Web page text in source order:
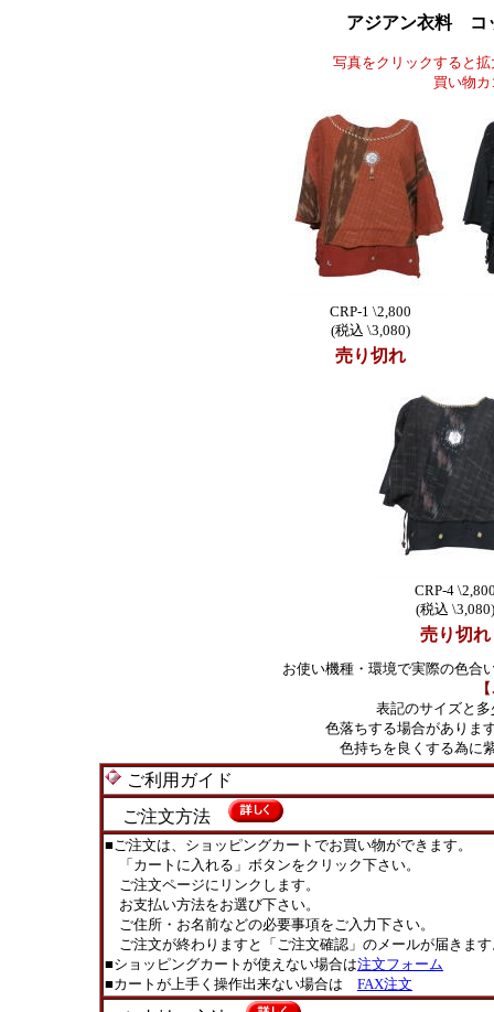
アジアン衣料 コ
写真をクリックすると
買い物
CRP-1 \2,800
(税込 \3,080)
売り切れ
CRP-4
(税込 \3,080)
売り切れ
お使い機種・環境で実際の色合
表記のサイズと
色落ちする場合がありま
色持ちを良くする為に
ご利用ガイド
ご注文方法
■ご注文は、ショッピングカートでお買い物ができます。
「カートに入れる」ボタンをクリック下さい。
ご注文ページにリンクします。
お支払い方法をお選び下さい。
ご住所・お名前などの必要事項をご入力下さい。
ご注文が終わりますと「ご注文確認」のメールが届きま
■ショッピングカートが使えない場合は注文フォーム
■カートが上手く操作出来ない場合は FAX注文